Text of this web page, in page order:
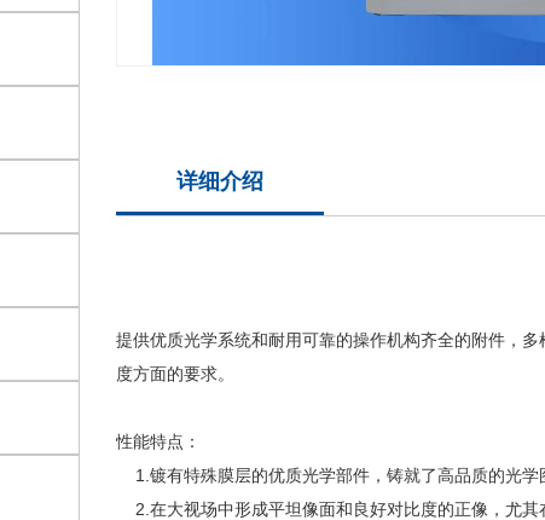
详细介绍
提供优质光学系统和耐用可靠的操作机构齐全的附件，
度方面的要求。
性能特点：
1.镀有特殊膜层的优质光学部件，铸就了高品质的光学
2.在大视场中形成平坦像面和良好对比度的正像，尤其